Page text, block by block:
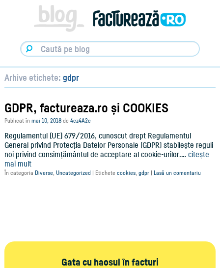
Blog
Factureaza.ro
Arhive etichete: gdpr
GDPR, factureaza.ro și COOKIES
Publicat în mai 10, 2018 de 4cz4A2e
Regulamentul (UE) 679/2016, cunoscut drept Regulamentul
General privind Protecția Datelor Personale (GDPR) stabilește reguli
noi privind consimțământul de acceptare al cookie-urilor.… citește
mai mult
În categoria Diverse, Uncategorized | Etichete cookies, gdpr | Lasă un comentariu
Gata cu haosul în facturi